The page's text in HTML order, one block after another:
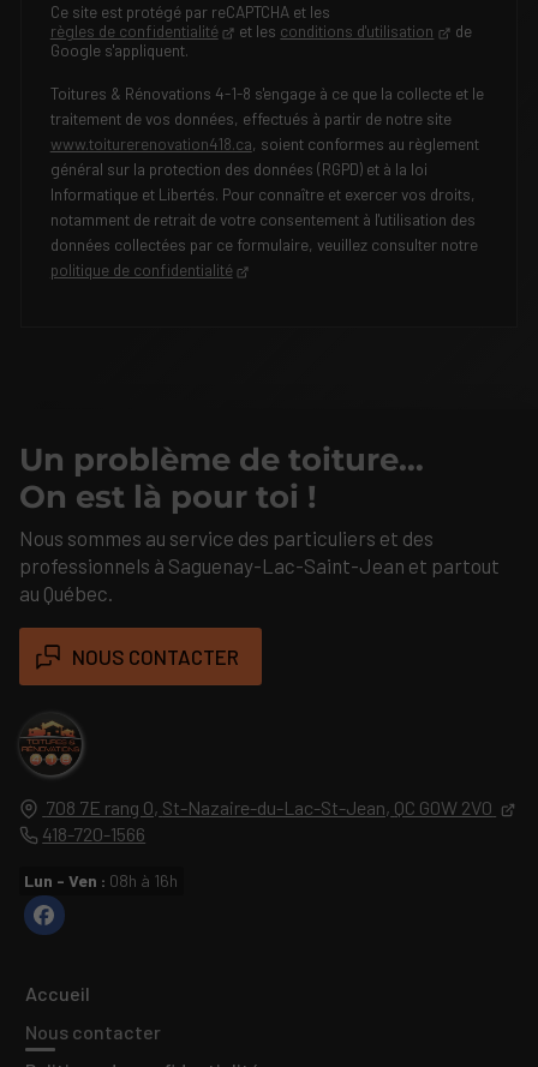
Ce site est protégé par reCAPTCHA et les
règles de confidentialité
et les conditions d'utilisation
de
Google s'appliquent.
Toitures & Rénovations 4-1-8 s'engage à ce que la collecte et le
traitement de vos données, effectués à partir de notre site
www.toiturerenovation418.ca, soient conformes au règlement
général sur la protection des données (RGPD) et à la loi
Informatique et Libertés. Pour connaître et exercer vos droits,
notamment de retrait de votre consentement à l'utilisation des
données collectées par ce formulaire, veuillez consulter notre
politique de confidentialité
708 7E rang O, St-Nazaire-du-Lac-St-Jean, QC G0W 2V0
418-720-1566
Lun - Ven : 08h à 16h
Accueil
Nous contacter
Un problème de toiture…
On est là pour toi !
Nous sommes au service des particuliers et des
professionnels à Saguenay-Lac-Saint-Jean et partout
au Québec.
NOUS CONTACTER